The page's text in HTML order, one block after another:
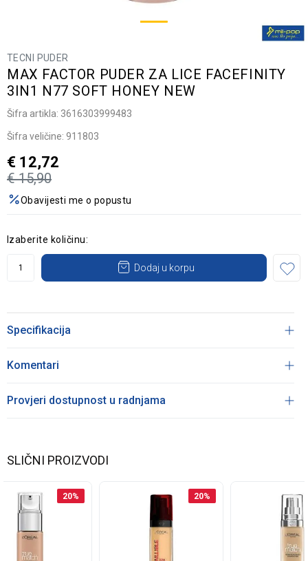
TECNI PUDER
MAX FACTOR PUDER ZA LICE FACEFINITY
3IN1 N77 SOFT HONEY NEW
Šifra artikla: 3616303999483
Šifra veličine: 911803
€ 15,90
€ 12,72
Obavijesti me o popustu
Izaberite količinu:
Dodaj u korpu
Specifikacija
Komentari
Provjeri dostupnost u radnjama
SLIČNI PROIZVODI
20% 20%